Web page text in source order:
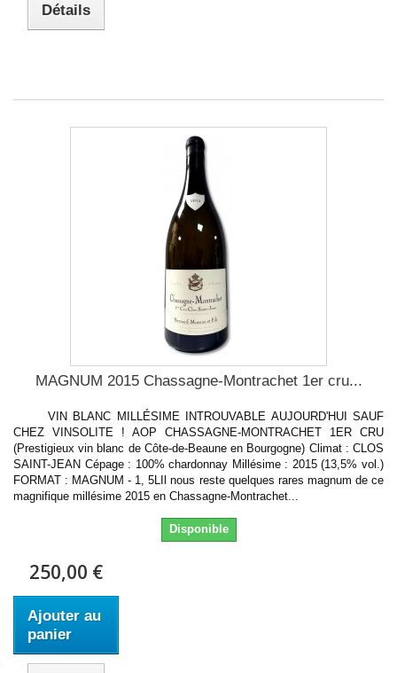
Détails
MAGNUM 2015 Chassagne-Montrachet 1er cru...
VIN BLANC MILLÉSIME INTROUVABLE AUJOURD'HUI SAUF
CHEZ VINSOLITE ! AOP CHASSAGNE-MONTRACHET 1ER CRU
(Prestigieux vin blanc de Côte-de-Beaune en Bourgogne) Climat : CLOS
SAINT-JEAN Cépage : 100% chardonnay Millésime : 2015 (13,5% vol.)
FORMAT : MAGNUM - 1, 5LIl nous reste quelques rares magnum de ce
magnifique millésime 2015 en Chassagne-Montrachet...
Disponible
250,00 €
Ajouter au
panier